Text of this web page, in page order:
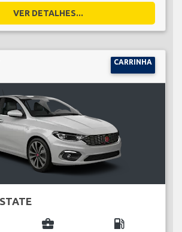
VER DETALHES...
CARRINHA
business_center local_gas_station